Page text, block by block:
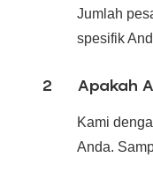
Jumlah
spesifik
2 Apakah
Kami
Anda.